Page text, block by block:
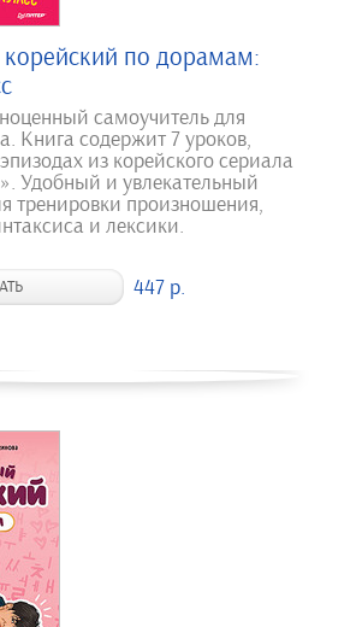
корейский по дорамам:
самоучитель для
Книга содержит 7 уроков,
из корейского сериала
Удобный и увлекательный
тренировки произношения,
и лексики.
447 р.